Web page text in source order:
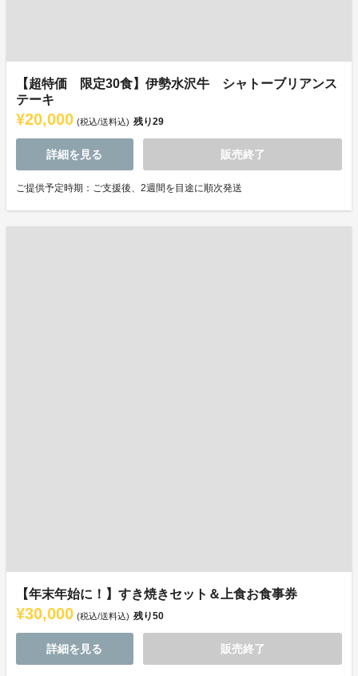
【超特価 限定30食】伊勢水沢牛 シャトーブリアンス
テーキ
¥20,000 (税込/送料込) 残り29
詳細を見る 販売終了
ご提供予定時期：ご支援後、2週間を目途に順次発送
【年末年始に！】すき焼きセット＆上食お食事券
¥30,000 (税込/送料込) 残り50
詳細を見る 販売終了